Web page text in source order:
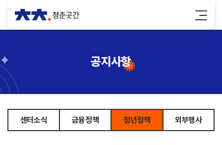
공지사항
센터소식 금융정책 청년정책 외부행사